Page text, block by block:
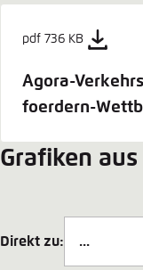
pdf 736 KB
Agora-
foerdern-
Grafiken
Direkt zu: